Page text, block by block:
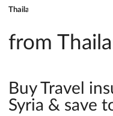
from
Buy Travel
Syria & save